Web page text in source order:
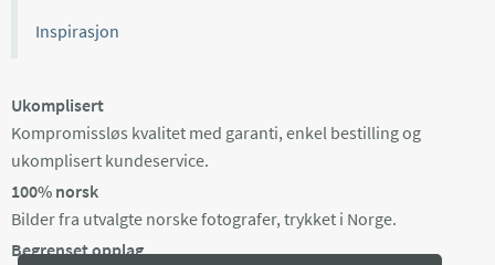
Inspirasjon
Ukomplisert
Kompromissløs kvalitet med garanti, enkel bestilling og
ukomplisert kundeservice.
100% norsk
Bilder fra utvalgte norske fotografer, trykket i Norge.
Begrenset opplag